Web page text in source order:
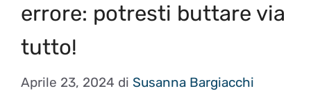
errore: potresti buttare via
tutto!
Aprile 23, 2024 di Susanna Bargiacchi